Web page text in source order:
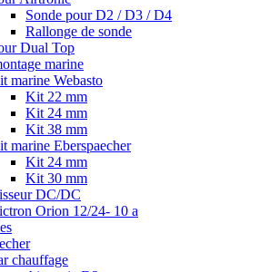
Sonde pour D2 / D3 / D4
Rallonge de sonde
Dual Top
marine
marine Webasto
Kit 22 mm
Kit 24 mm
Kit 38 mm
marine Eberspaecher
Kit 24 mm
Kit 30 mm
DC/DC
Orion 12/24- 10 a
chauffage